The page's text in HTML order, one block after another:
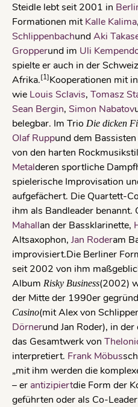
Steidle lebt seit 2001 in
Formationen mitKalle Kalima,
SchlippenbachundAki
Gropperund im Uli
spielte er auch in der
Afrika.[1]Kooperationen mit
wie Louis Sclavis, Tomasz
Sean Bergin, Simon Nabatov
belegbar. Im Trio Die dicken
Olaf Ruppund dem
von den harten
Metalderen sportliche
spielerische Improvisation
aufgefächert. Die Quartett-
ihm als Bandleader benannt.
Mahallan der Bassklarinette,
Altsaxophon, Jan Roderam
improvisiert.Die Berliner
seit 2002 von ihm
Album Risky Business(2002)
der Mitte der 1990er
Casino(mit Alex von
Dörnerund Jan Roder), in
das Gesamtwerk von
interpretiert. Frank Möbus
„mit ihm werden die
– er antizipiertdie Form der
geführten oder als Co-